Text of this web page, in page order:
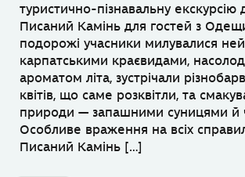
туристично-пізнавальну екскурсію
Писаний Камінь для гостей з
подорожі учасники милувалися
карпатськими краєвидами,
ароматом літа, зустрічали
квітів, що саме розквітли, та
природи — запашними суницями й
Особливе враження на всіх
Писаний Камінь […]